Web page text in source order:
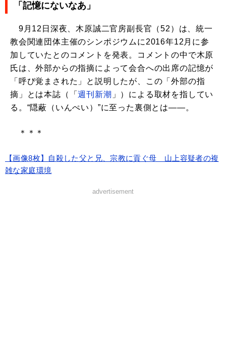
「記憶にないなあ」
9月12日深夜、木原誠二官房副長官（52）は、統一
教会関連団体主催のシンポジウムに2016年12月に参
加していたとのコメントを発表。コメントの中で木原
氏は、外部からの指摘によって会合への出席の記憶が
「呼び覚まされた」と説明したが、この「外部の指
摘」とは本誌（「週刊新潮 」）による取材を指してい
る。“隠蔽（いんぺい）”に至った裏側とは――。
＊＊＊
【画像8枚】自殺した父と兄、宗教に貢ぐ母 山上容疑者の複
雑な家庭環境
advertisement